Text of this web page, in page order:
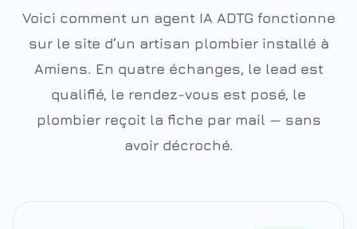
Voici comment un agent IA ADTG fonctionne
sur le site d’un artisan plombier installé à
Amiens. En quatre échanges, le lead est
qualifié, le rendez-vous est posé, le
plombier reçoit la fiche par mail — sans
avoir décroché.